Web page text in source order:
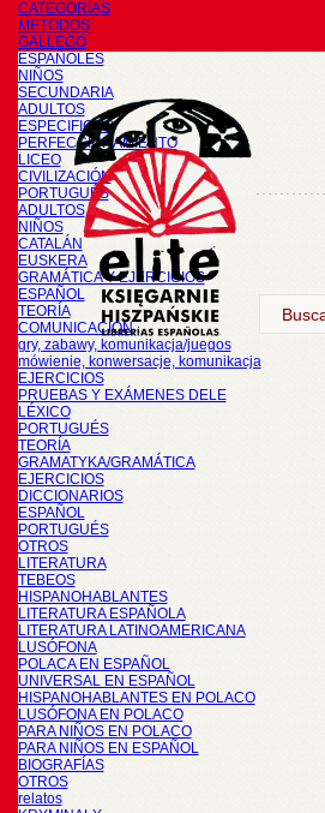
CATEGORÍAS
METODOS
GALLEGO
ESPAÑOLES
NIÑOS
SECUNDARIA
ADULTOS
ESPECIFICOS
PERFECCIONAMIENTO
LICEO
CIVILIZACIÓN
PORTUGUÉS
ADULTOS
NIÑOS
CATALÁN
EUSKERA
GRAMÁTICA Y EJERCICIOS
ESPAÑOL
TEORÍA
COMUNICACIÓN
gry, zabawy, komunikacja/juegos
mówienie, konwersacje, komunikacja
EJERCICIOS
PRUEBAS Y EXÁMENES DELE
LÉXICO
PORTUGUÉS
TEORÍA
GRAMATYKA/GRAMÁTICA
EJERCICIOS
DICCIONARIOS
ESPAÑOL
PORTUGUÉS
OTROS
LITERATURA
TEBEOS
HISPANOHABLANTES
LITERATURA ESPAÑOLA
LITERATURA LATINOAMERICANA
LUSÓFONA
POLACA EN ESPAÑOL
UNIVERSAL EN ESPAÑOL
HISPANOHABLANTES EN POLACO
LUSÓFONA EN POLACO
PARA NIÑOS EN POLACO
PARA NIÑOS EN ESPAÑOL
BIOGRAFÍAS
OTROS
relatos